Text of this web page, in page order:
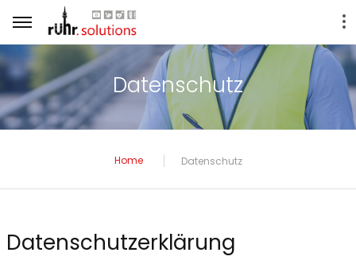
Datenschutz
Home Datenschutz
Datenschutzerklärung